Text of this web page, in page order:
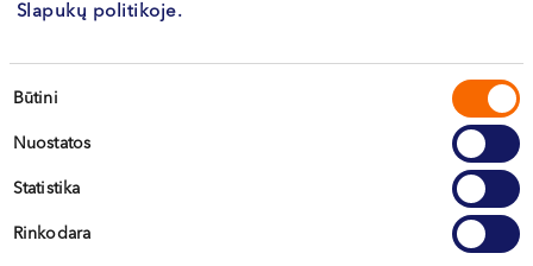
Slapukų politikoje.
Sutikimo
Būtini
Nuostatos
Statistika
Rinkodara
Klaipėda, Naujoji Uosto g. 9